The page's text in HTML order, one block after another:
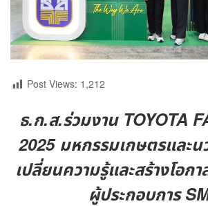
Post Views: 1,212
ธ.ก.ส.ร่วมงาน TOYOTA
2025 มหกรรมเกษตรและน
เปลี่ยนความรู้และสร้างโอก
ผู้ประกอบการ